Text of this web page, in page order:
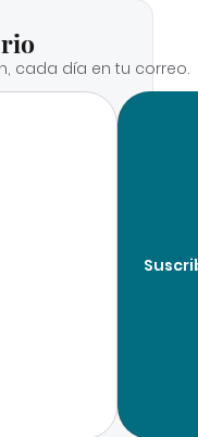
cada día en tu correo.